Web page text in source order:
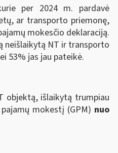
per 2024 m. pardavė
ar transporto priemonę,
mokesčio deklaraciją.
neišlaikytą NT ir transporto
53% jas jau pateikė.
objektą, išlaikytą trumpiau
mokestį (GPM) nuo